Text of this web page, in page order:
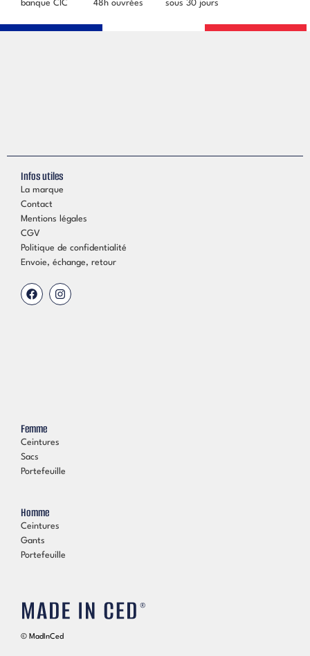
banque CIC
48h ouvrées
sous 30 jours
© MadInCed
Homme
Ceintures
Gants
Portefeuille
Femme
Ceintures
Sacs
Portefeuille
Infos utiles
La marque
Contact
Mentions légales
CGV
Politique de confidentialité
Envoie, échange, retour